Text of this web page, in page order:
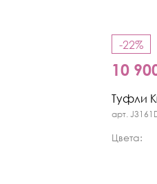
-22%
10
Туфли
арт.
Цвета: